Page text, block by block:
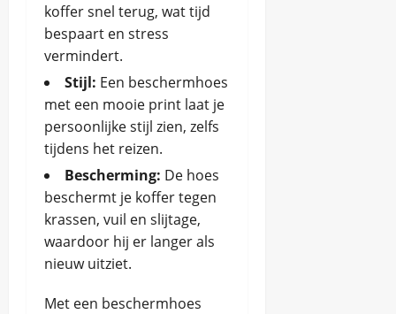
koffer snel terug, wat tijd
bespaart en stress
vermindert.
Stijl: Een beschermhoes
met een mooie print laat je
persoonlijke stijl zien, zelfs
tijdens het reizen.
Bescherming: De hoes
beschermt je koffer tegen
krassen, vuil en slijtage,
waardoor hij er langer als
nieuw uitziet.
Met een beschermhoes